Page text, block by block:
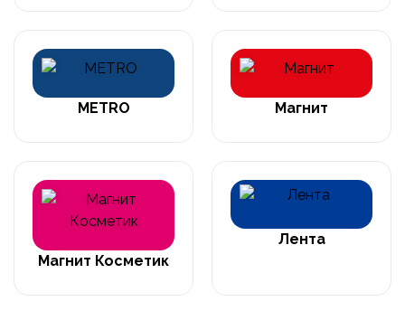
METRO Магнит
Магнит Косметик
Лента